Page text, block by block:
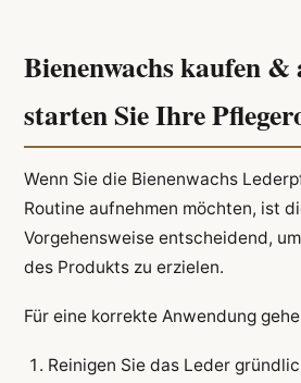
Bienenwachs kaufen &
starten Sie Ihre
Wenn Sie die Bienenwachs
Routine aufnehmen möchten, ist
Vorgehensweise entscheidend,
des Produkts zu erzielen.
Für eine korrekte Anwendung
Reinigen Sie das Leder